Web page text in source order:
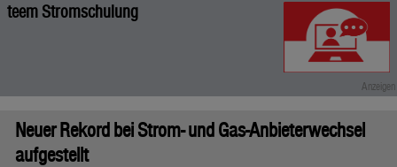
teem Stromschulung
Neuer Rekord bei Strom- und Gas-Anbieterwechsel
aufgestellt